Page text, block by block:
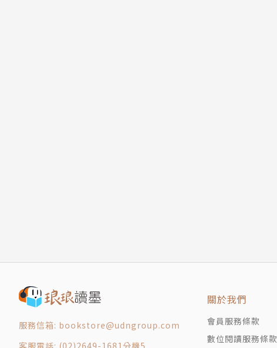
服務信箱: bookstore@udngroup.com
關於我們
會員服務條款
數位閱讀服務條款